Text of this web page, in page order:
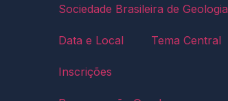
Sociedade Brasileira de Geologia
Data e Local Tema Central
Inscrições